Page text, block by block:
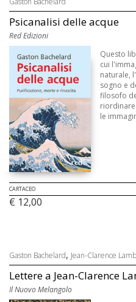
Psicanalisi delle acque
Red Edizioni
Questo
cui
naturale,
sogno e
filosofo
le
CARTACEO
€ 12,00
Gaston Bachelard, Jean-Clarence
Lettere a Jean-Clarence
Il Nuovo Melangolo